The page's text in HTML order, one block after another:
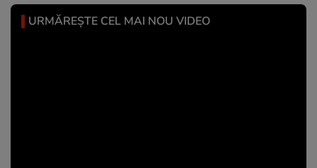
URMĂREȘTE CEL MAI NOU VIDEO